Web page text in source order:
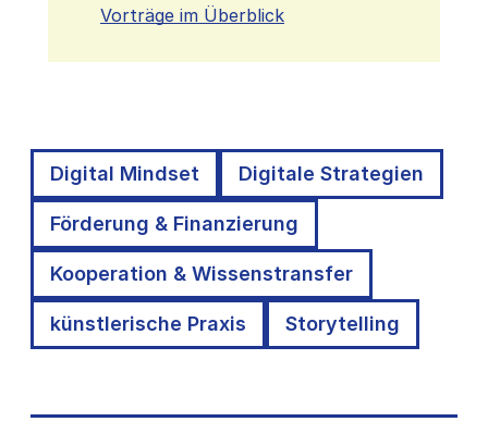
Vorträge im Überblick
Digital Mindset Digitale Strategien
Förderung & Finanzierung
Kooperation & Wissenstransfer
künstlerische Praxis Storytelling